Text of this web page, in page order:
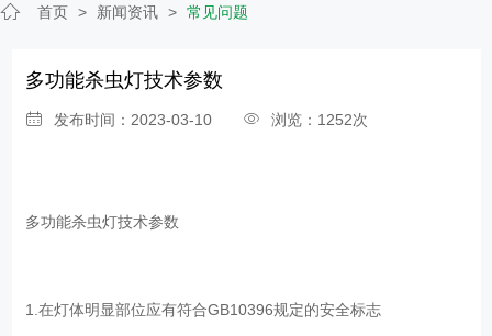
客户案例
人才招聘
新闻资讯
首页 > 新闻资讯 > 常见问题
多功能杀虫灯技术参数
发布时间：2023-03-10 浏览：1252次
多功能杀虫灯技术参数
1.在灯体明显部位应有符合GB10396规定的安全标志